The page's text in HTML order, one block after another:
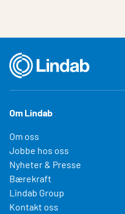
Om Lindab
Om oss
Jobbe hos oss
Nyheter & Presse
Bærekraft
Lindab Group
Kontakt oss